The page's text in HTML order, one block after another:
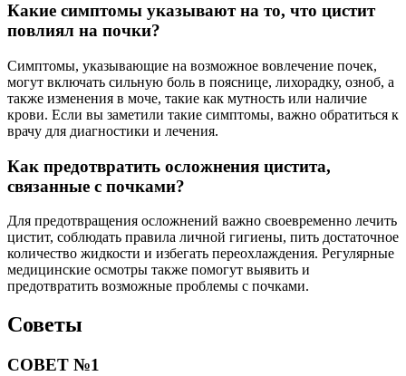
Какие симптомы указывают на то, что цистит
повлиял на почки?
Симптомы, указывающие на возможное вовлечение почек,
могут включать сильную боль в пояснице, лихорадку, озноб, а
также изменения в моче, такие как мутность или наличие
крови. Если вы заметили такие симптомы, важно обратиться к
врачу для диагностики и лечения.
Как предотвратить осложнения цистита,
связанные с почками?
Для предотвращения осложнений важно своевременно лечить
цистит, соблюдать правила личной гигиены, пить достаточное
количество жидкости и избегать переохлаждения. Регулярные
медицинские осмотры также помогут выявить и
предотвратить возможные проблемы с почками.
Советы
СОВЕТ №1